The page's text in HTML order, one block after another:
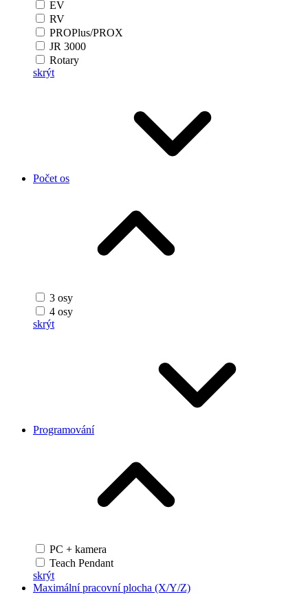
EV
RV
PROPlus/PROX
JR 3000
Rotary
skrýt
Počet os
3 osy
4 osy
skrýt
Programování
PC + kamera
Teach Pendant
skrýt
Maximální pracovní plocha (X/Y/Z)